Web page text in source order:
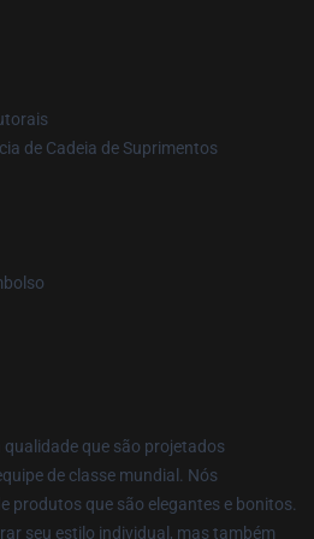
de Cadeia de Suprimentos
que são projetados
de classe mundial. Nós
produtos que são elegantes e bonitos.
seu estilo individual, mas também